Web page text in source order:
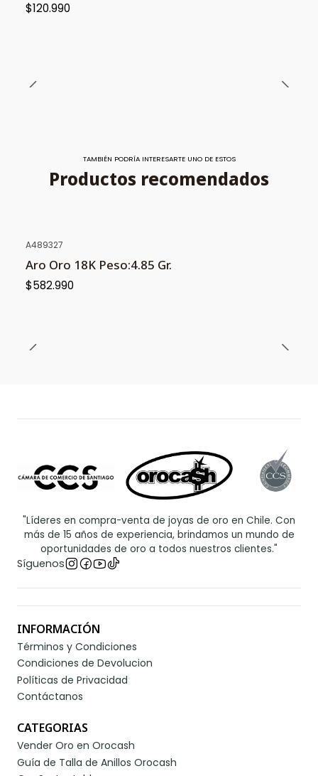
$120.990
TAMBIÉN PODRÍA INTERESARTE UNO DE ESTOS
Productos recomendados
A489327
Aro Oro 18K Peso:4.85 Gr.
$582.990
"Líderes en compra-venta de joyas de oro en Chile. Con
más de 15 años de experiencia, brindamos un mundo de
oportunidades de oro a todos nuestros clientes."
Síguenos
INFORMACIÓN
Términos y Condiciones
Condiciones de Devolucion
Políticas de Privacidad
Contáctanos
CATEGORIAS
Vender Oro en Orocash
Guía de Talla de Anillos Orocash